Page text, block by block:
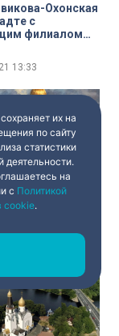
Охонская
с
филиалом
13:33
у
военно-
их на
по сайту
статистики
деятельности.
на
с Политикой
cookie.